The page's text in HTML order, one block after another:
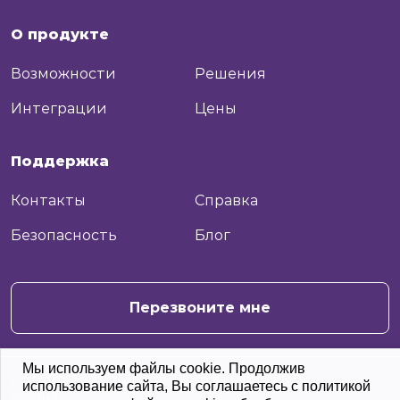
О продукте
Возможности Решения
Интеграции Цены
Поддержка
Контакты Справка
Безопасность Блог
+7
Перезвоните мне
© 2026 Moo.Team. С заботой о вашей
Мы используем файлы cookie. Продолжив
использование сайта, Вы соглашаетесь с политикой